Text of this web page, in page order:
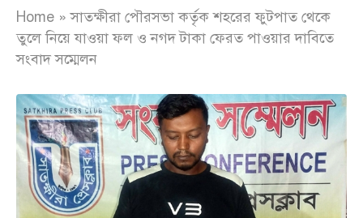
Home »সাতক্ষীরা পৌরসভা কর্তৃক শহরের ফুটপাত থেকে
তুলে নিয়ে যাওয়া ফল ও নগদ টাকা ফেরত পাওয়ার দাবিতে
সংবাদ সম্মেলন